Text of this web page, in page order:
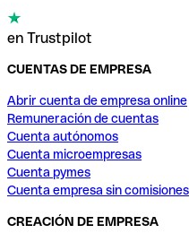
en Trustpilot
CUENTAS DE EMPRESA
Abrir cuenta de empresa online
Remuneración de cuentas
Cuenta autónomos
Cuenta microempresas
Cuenta pymes
Cuenta empresa sin comisiones
CREACIÓN DE EMPRESA